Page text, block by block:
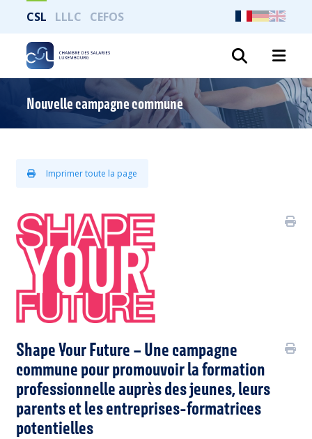
CSL LLLC CEFOS
Nouvelle campagne commune
Imprimer toute la page
Shape Your Future – Une campagne
commune pour promouvoir la formation
professionnelle auprès des jeunes, leurs
parents et les entreprises-formatrices
potentielles